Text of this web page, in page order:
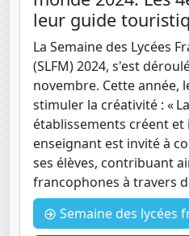
leur guide
La Semaine des Lycées
(SLFM) 2024, s'est
novembre. Cette année,
stimuler la créativité : «
établissements créent et
enseignant est invité à
ses élèves, contribuant
francophones à travers
Semaine des lycées français du monde